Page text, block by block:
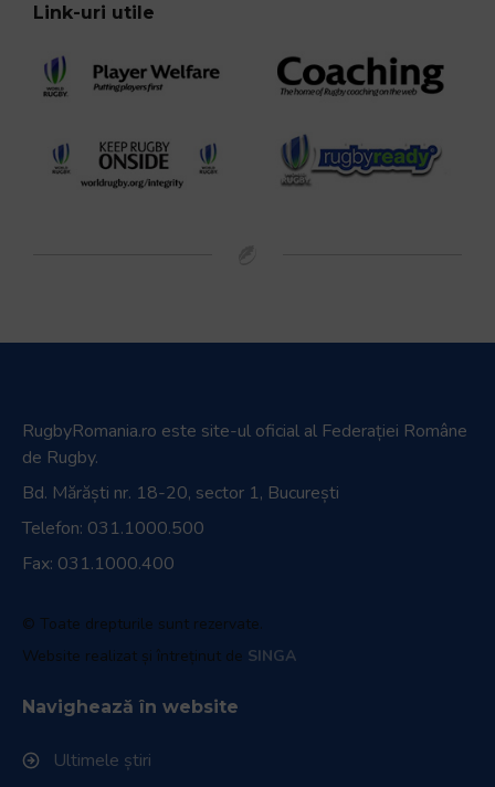
Link-uri utile
RugbyRomania.ro este site-ul oficial al Federației Române
de Rugby.
Bd. Mărăști nr. 18-20, sector 1, București
Telefon: 031.1000.500
Fax: 031.1000.400
© Toate drepturile sunt rezervate.
Website realizat și întreținut de SINGA
Navighează în website
Ultimele știri